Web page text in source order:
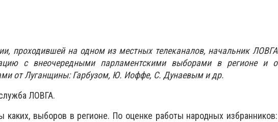
проходившей на одном из местных телеканалов, начальник ЛОВГА
с внеочередными парламентскими выборами в регионе и о
от Луганщины: Гарбузом, Ю. Иоффе, С. Дунаевым и др.
ЛОВГА.
каких, выборов в регионе. По оценке работы народных избранников: